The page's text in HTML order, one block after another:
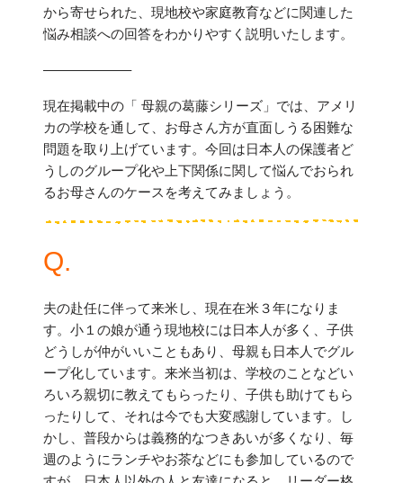
から寄せられた、現地校や家庭教育などに関連した
悩み相談への回答をわかりやすく説明いたします。
——————–
現在掲載中の「 母親の葛藤シリーズ」では、アメリ
カの学校を通して、お母さん方が直面しうる困難な
問題を取り上げています。今回は日本人の保護者ど
うしのグループ化や上下関係に関して悩んでおられ
るお母さんのケースを考えてみましょう。
Q.
夫の赴任に伴って来米し、現在在米３年になりま
す。小１の娘が通う現地校には日本人が多く、子供
どうしが仲がいいこともあり、母親も日本人でグル
ープ化しています。来米当初は、学校のことなどい
ろいろ親切に教えてもらったり、子供も助けてもら
ったりして、それは今でも大変感謝しています。し
かし、普段からは義務的なつきあいが多くなり、毎
週のようにランチやお茶などにも参加しているので